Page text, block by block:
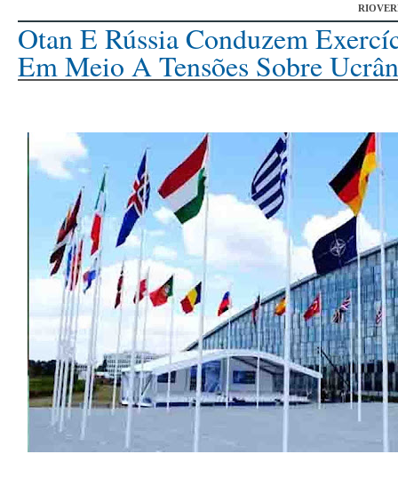
Otan E Rússia Conduzem
Em Meio A Tensões Sobre